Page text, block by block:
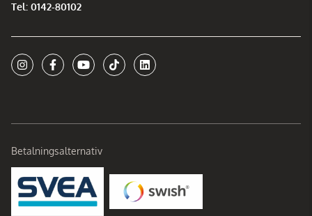
Tel: 0142-80102
Betalningsalternativ